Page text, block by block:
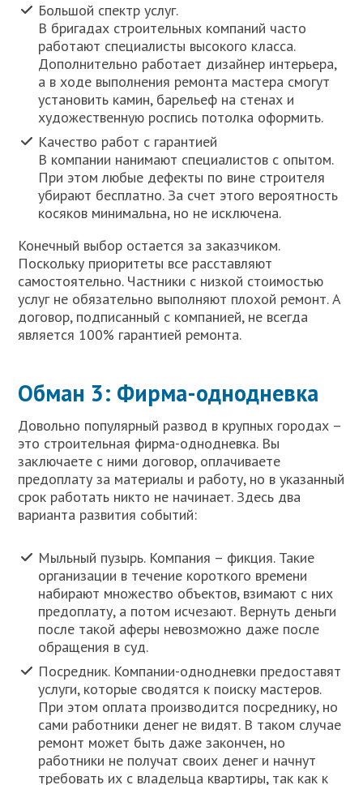
Большой спектр услуг.
В бригадах строительных компаний часто
работают специалисты высокого класса.
Дополнительно работает дизайнер интерьера,
а в ходе выполнения ремонта мастера смогут
установить камин, барельеф на стенах и
художественную роспись потолка оформить.
Качество работ с гарантией
В компании нанимают специалистов с опытом.
При этом любые дефекты по вине строителя
убирают бесплатно. За счет этого вероятность
косяков минимальна, но не исключена.
Конечный выбор остается за заказчиком.
Поскольку приоритеты все расставляют
самостоятельно. Частники с низкой стоимостью
услуг не обязательно выполняют плохой ремонт. А
договор, подписанный с компанией, не всегда
является 100% гарантией ремонта.
Обман 3: Фирма-однодневка
Довольно популярный развод в крупных городах –
это строительная фирма-однодневка. Вы
заключаете с ними договор, оплачиваете
предоплату за материалы и работу, но в указанный
срок работать никто не начинает. Здесь два
варианта развития событий:
Мыльный пузырь. Компания – фикция. Такие
организации в течение короткого времени
набирают множество объектов, взимают с них
предоплату, а потом исчезают. Вернуть деньги
после такой аферы невозможно даже после
обращения в суд.
Посредник. Компании-однодневки предоставят
услуги, которые сводятся к поиску мастеров.
При этом оплата производится посреднику, но
сами работники денег не видят. В таком случае
ремонт может быть даже закончен, но
работники не получат своих денег и начнут
требовать их с владельца квартиры, так как к